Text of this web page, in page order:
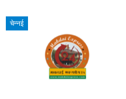
चेन्नई